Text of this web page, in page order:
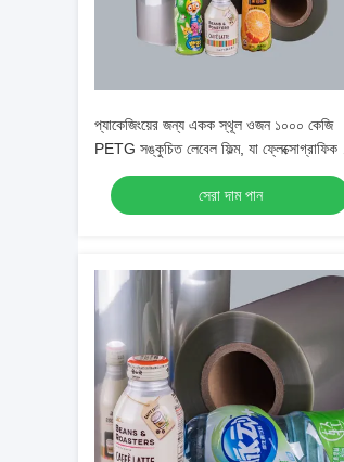
প্যাকেজিংয়ের জন্য একক স্থূল ওজন ১০০০ কেজি
PETG সঙ্কুচিত লেবেল ফিল্ম, যা ফ্লেক্সোগ্রাফিক বা
গ্র্যাভিউর প্রিন্টিংয়ের মাধ্যমে মুদ্রণযোগ্য, স্বচ্ছ
সেরা দাম পান